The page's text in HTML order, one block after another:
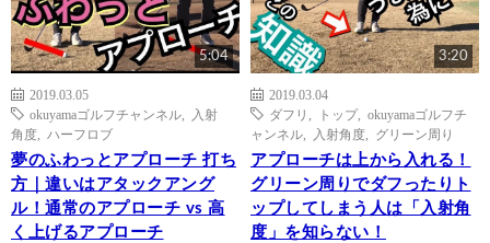
5:04
2019.03.05
okuyamaゴルフチャンネル
入射
角度
ハーフロブ
夢のふわっとアプローチ 打ち
方｜違いはアタックアング
ル！通常のアプローチ vs 高
く上げるアプローチ
3:20
2019.03.04
ダフリ
トップ, okuyamaゴルフチ
ャンネル
入射角度 グリーン周り
アプローチは上から入れる！
グリーン周りでダフったりト
ップしてしまう人は「入射角
度」を知らない！